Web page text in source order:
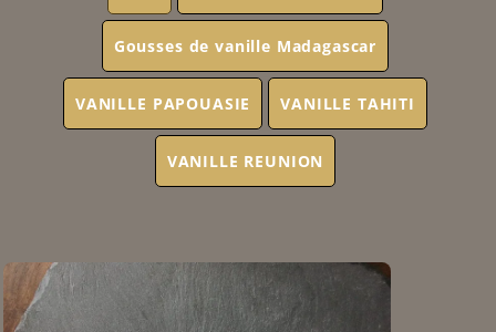
Gousses de vanille Madagascar
VANILLE PAPOUASIE VANILLE TAHITI
VANILLE REUNION